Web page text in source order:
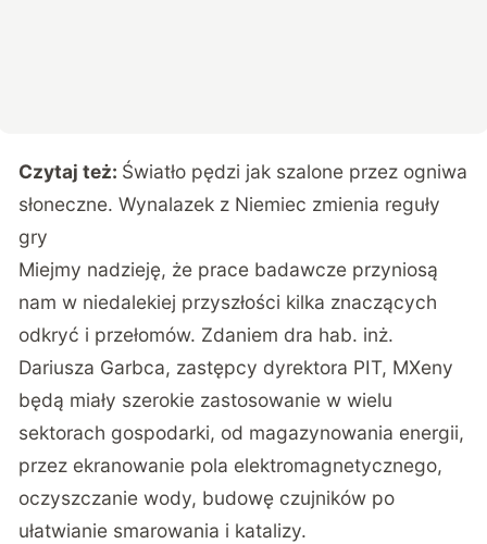
Czytaj też: Światło pędzi jak szalone przez ogniwa
słoneczne. Wynalazek z Niemiec zmienia reguły
gry
Miejmy nadzieję, że prace badawcze przyniosą
nam w niedalekiej przyszłości kilka znaczących
odkryć i przełomów. Zdaniem dra hab. inż.
Dariusza Garbca, zastępcy dyrektora PIT, MXeny
będą miały szerokie zastosowanie w wielu
sektorach gospodarki, od magazynowania energii,
przez ekranowanie pola elektromagnetycznego,
oczyszczanie wody, budowę czujników po
ułatwianie smarowania i katalizy.